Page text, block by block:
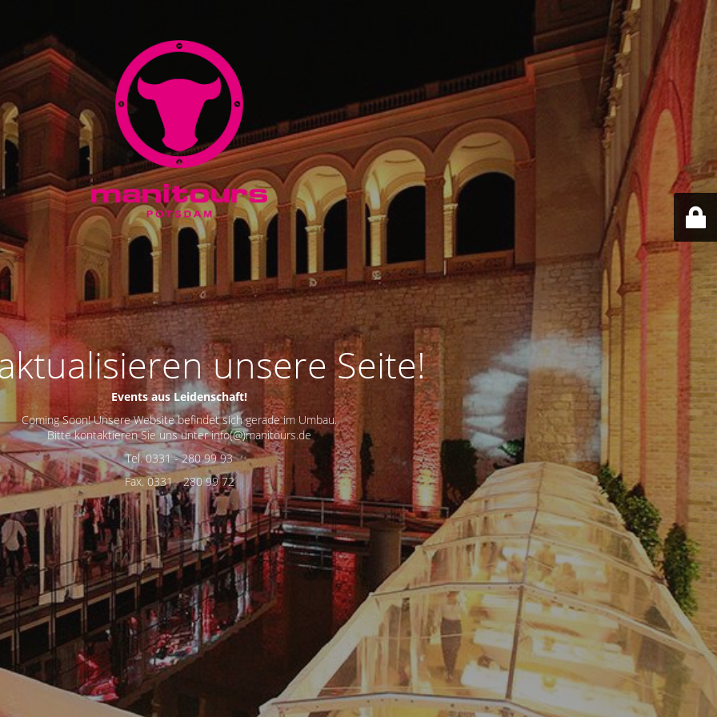
unsere Seite!
Events aus Leidenschaft!
Coming Soon! Unsere Website befindet sich gerade im Umbau.
Bitte kontaktieren Sie uns unter info(@)manitours.de
Tel. 0331 - 280 99 93
Fax. 0331 - 280 99 72